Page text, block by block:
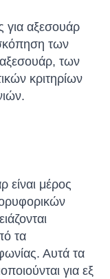
για αξεσουάρ
των
των
κριτηρίων
είναι μέρος
τα
Αυτά τα
για εξ